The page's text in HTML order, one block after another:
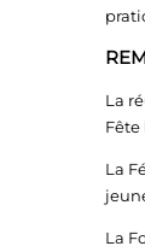
La
Fête
La
La